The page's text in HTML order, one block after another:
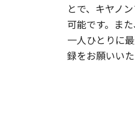
とで、キヤノ
可能です。ま
一人ひとりに
録をお願いい